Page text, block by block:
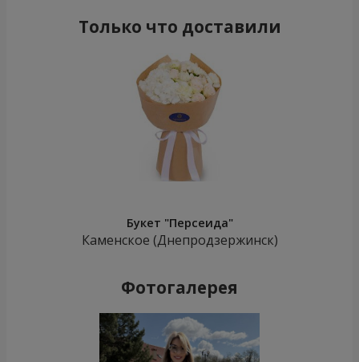
Только что доставили
Букет "Персеида"
Каменское (Днепродзержинск)
Фотогалерея